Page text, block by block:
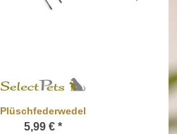
Plüschfederwedel
5,99 € *